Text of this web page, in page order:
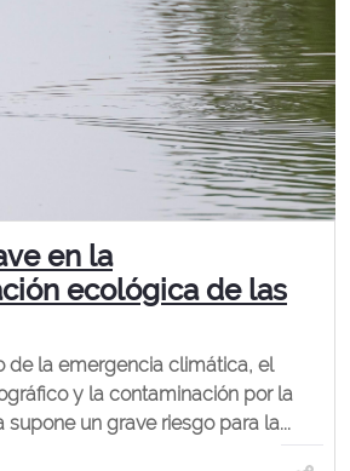
en la
ecológica de las
de la emergencia climática, el
y la contaminación por la
un grave riesgo para la...